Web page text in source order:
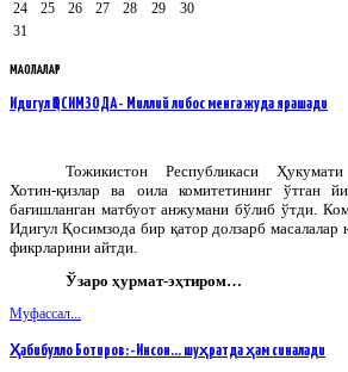
24 25 26 27 28 29
30
31
МАҚОЛАЛАР
Идигул ҚОСИМЗОДА - Миллий либос менга жуда ярашади
Тожикистон Республикаси Ҳукумати
Хотин-қизлар ва оила комитетининг ўтган
бағишланган матбуот анжумани бўлиб ўтди.
Идигул Қосимзода бир қатор долзарб масалалар
фикрларини айтди.
Ўзаро ҳурмат-эҳтиром…
Муфассал...
Ҳабибулло Ботиров: -Инсон… шуҳратда ҳам синалади